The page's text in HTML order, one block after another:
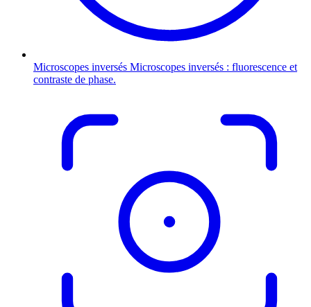
Microscopes inversés Microscopes inversés : fluorescence et
contraste de phase.